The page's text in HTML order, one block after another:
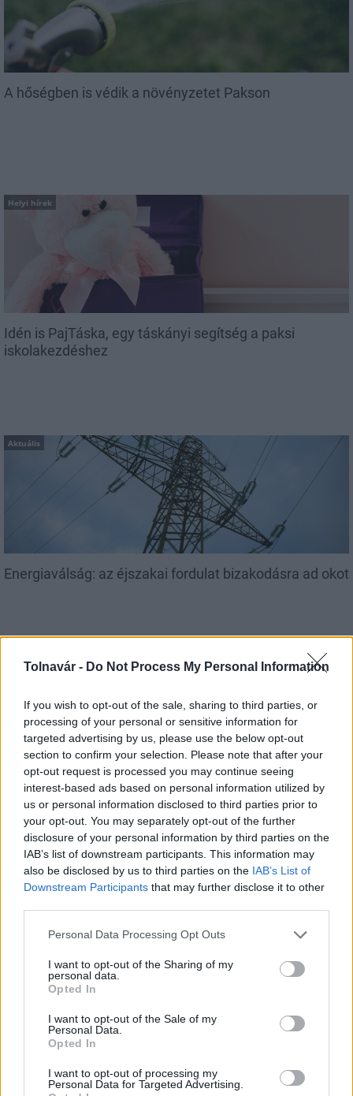
Tolnavár - Do Not Process My Personal Information
If you wish to opt-out of the sale, sharing to third parties, or
processing of your personal or sensitive information for
targeted advertising by us, please use the below opt-out
section to confirm your selection. Please note that after your
opt-out request is processed you may continue seeing
interest-based ads based on personal information utilized by
us or personal information disclosed to third parties prior to
your opt-out. You may separately opt-out of the further
disclosure of your personal information by third parties on the
IAB’s list of downstream participants. This information may
also be disclosed by us to third parties on the IAB’s List of
Downstream Participants that may further disclose it to other
Please note that this website/app uses one or more Google
not limited to your visit or usage behaviour. You may click to
grant or deny consent to Google and its third-party tags to
use your data for below specified purposes in below Google
consent section.
Personal Data Processing Opt Outs
I want to opt-out of the Sharing of my
personal data.
Opted In
I want to opt-out of the Sale of my
Personal Data.
Opted In
I want to opt-out of processing my
Personal Data for Targeted Advertising.
A hőségben is védik a növényzetet Pakson
Helyi hírek
Idén is PajTáska, egy táskányi segítség a paksi
iskolakezdéshez
Aktuális
Energiaválság: az éjszakai fordulat bizakodásra ad okot
MAGYAR ÉPÍTŐK
Útépítés
autópálya útépítés M1-es autópálya Bicske
M1 bővítés: már zajlik a teljesen új Bicske Kelet
Tizenegy meglévő csomópontot korszerűsít és négy új,
különszintű csomópontot hoz létre az MKIF az M1-es